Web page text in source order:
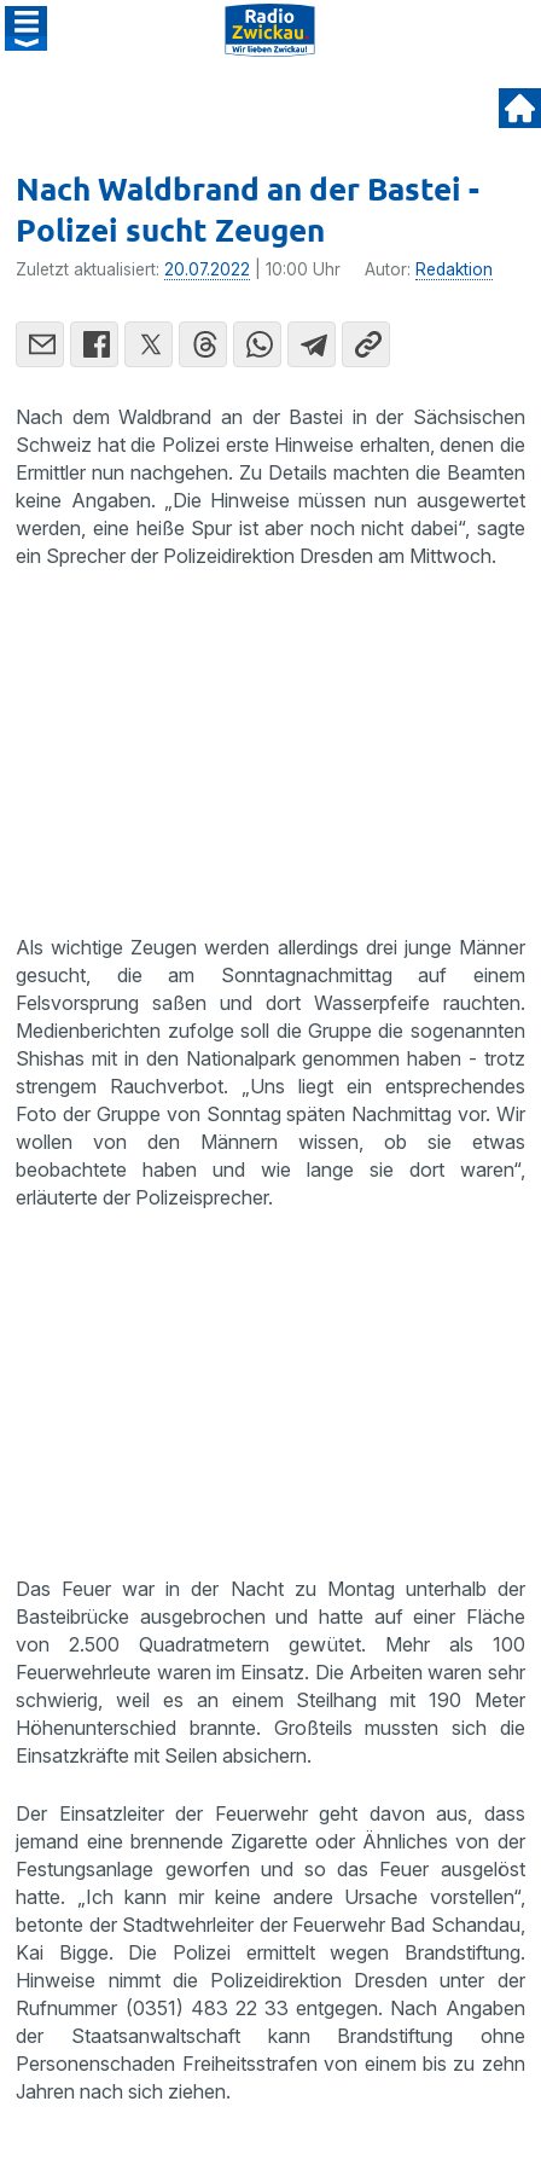
Nach Waldbrand an der Bastei -
Polizei sucht Zeugen
Zuletzt aktualisiert:20.07.2022 | 10:00 Uhr Autor: Redaktion
Nach dem Waldbrand an der Bastei in der Sächsischen
Schweiz hat die Polizei erste Hinweise erhalten, denen die
Ermittler nun nachgehen. Zu Details machten die Beamten
keine Angaben. „Die Hinweise müssen nun ausgewertet
werden, eine heiße Spur ist aber noch nicht dabei“, sagte
ein Sprecher der Polizeidirektion Dresden am Mittwoch.
Als wichtige Zeugen werden allerdings drei junge Männer
gesucht, die am Sonntagnachmittag auf einem
Felsvorsprung saßen und dort Wasserpfeife rauchten.
Medienberichten zufolge soll die Gruppe die sogenannten
Shishas mit in den Nationalpark genommen haben - trotz
strengem Rauchverbot. „Uns liegt ein entsprechendes
Foto der Gruppe von Sonntag späten Nachmittag vor. Wir
wollen von den Männern wissen, ob sie etwas
beobachtete haben und wie lange sie dort waren“,
erläuterte der Polizeisprecher.
Das Feuer war in der Nacht zu Montag unterhalb der
Basteibrücke ausgebrochen und hatte auf einer Fläche
von 2.500 Quadratmetern gewütet. Mehr als 100
Feuerwehrleute waren im Einsatz. Die Arbeiten waren sehr
schwierig, weil es an einem Steilhang mit 190 Meter
Höhenunterschied brannte. Großteils mussten sich die
Einsatzkräfte mit Seilen absichern.
Der Einsatzleiter der Feuerwehr geht davon aus, dass
jemand eine brennende Zigarette oder Ähnliches von der
Festungsanlage geworfen und so das Feuer ausgelöst
hatte. „Ich kann mir keine andere Ursache vorstellen“,
betonte der Stadtwehrleiter der Feuerwehr Bad Schandau,
Kai Bigge. Die Polizei ermittelt wegen Brandstiftung.
Hinweise nimmt die Polizeidirektion Dresden unter der
Rufnummer (0351) 483 22 33 entgegen. Nach Angaben
der Staatsanwaltschaft kann Brandstiftung ohne
Personenschaden Freiheitsstrafen von einem bis zu zehn
Jahren nach sich ziehen.